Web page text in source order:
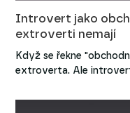
Introvert jako
extroverti nemají
Když se řekne
extroverta. Ale